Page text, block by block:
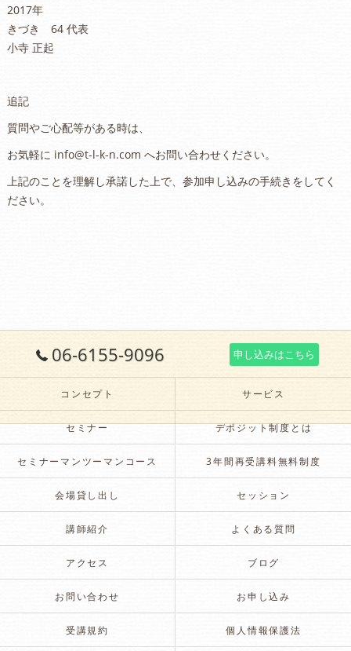
2017年
きづき 64 代表
小寺 正起
追記
質問やご心配等がある時は、
お気軽に info@t-l-k-n.com へお問い合わせください。
上記のことを理解し承諾した上で、参加申し込みの手続きをしてく
ださい。
06-6155-9096 申し込みはこちら
コンセプト サービス
セミナー デポジット制度とは
セミナーマンツーマンコース 3年間再受講料無料制度
会場貸し出し セッション
講師紹介 よくある質問
アクセス ブログ
お問い合わせ お申し込み
受講規約 個人情報保護法